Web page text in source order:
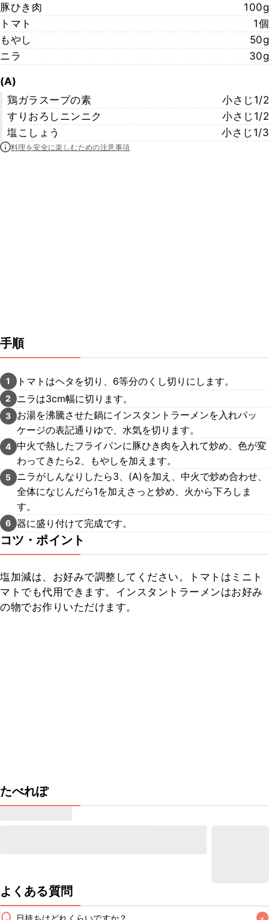
豚ひき肉
100g
トマト
1個
もやし
50g
ニラ
30g
(A)
鶏ガラスープの素
小さじ1/2
すりおろしニンニク
小さじ1/2
塩こしょう
小さじ1/3
料理を安全に楽しむための注意事項
手順
1 トマトはヘタを切り、6等分のくし切りにします。
2 ニラは3cm幅に切ります。
3
お湯を沸騰させた鍋にインスタントラーメンを入れパッ
ケージの表記通りゆで、水気を切ります。
4 中火で熱したフライパンに豚ひき肉を入れて炒め、色が変
わってきたら2、もやしを加えます。
5
ニラがしんなりしたら3、(A)を加え、中火で炒め合わせ、
全体になじんだら1を加えさっと炒め、火から下ろしま
す。
6 器に盛り付けて完成です。
コツ・ポイント
塩加減は、お好みで調整してください。トマトはミニト
マトでも代用できます。インスタントラーメンはお好み
の物でお作りいただけます。
たべれぽ
よくある質問
日持ちはどれくらいですか？ +